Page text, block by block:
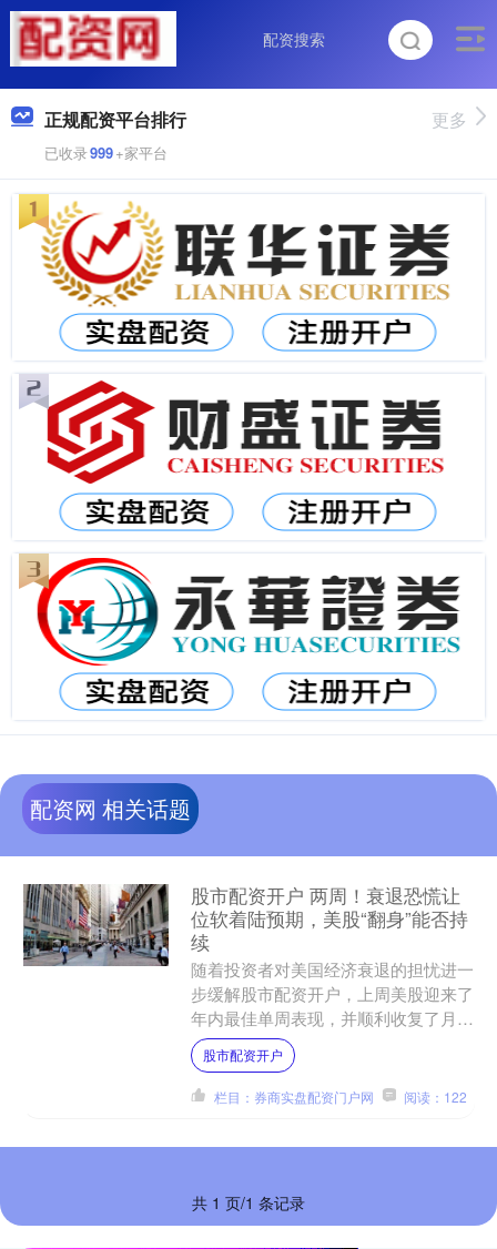
正规配资平台排行
已收录999+家平台
更多
配资网 相关话题
股市配资开户 两周！衰退恐慌让
位软着陆预期，美股“翻身”能否持
续
随着投资者对美国经济衰退的担忧进一
步缓解股市配资开户，上周美股迎来了
年内最佳单周表现，并顺利收复了月初
的失地。 票配资是一种以股票作为质
押物的融资方式。投资者将....
股市配资开户
栏目：券商实盘配资门户网 阅读：122
共 1 页/1 条记录